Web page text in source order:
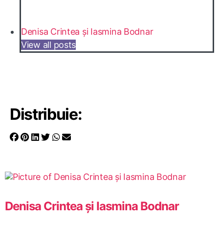
Denisa Crintea și Iasmina Bodnar
View all posts
Distribuie:
Denisa Crintea și Iasmina Bodnar